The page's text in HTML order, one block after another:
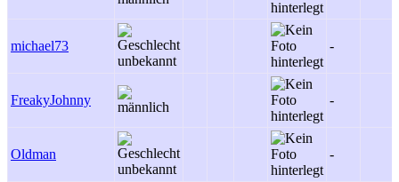
michael73 -
FreakyJohnny -
Oldman -